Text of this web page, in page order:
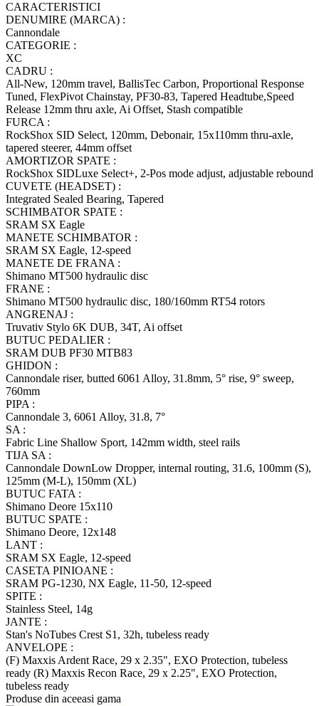
CARACTERISTICI
DENUMIRE (MARCA) :
Cannondale
CATEGORIE :
XC
CADRU :
All-New, 120mm travel, BallisTec Carbon, Proportional Response
Tuned, FlexPivot Chainstay, PF30-83, Tapered Headtube,Speed
Release 12mm thru axle, Ai Offset, Stash compatible
FURCA :
RockShox SID Select, 120mm, Debonair, 15x110mm thru-axle,
tapered steerer, 44mm offset
AMORTIZOR SPATE :
RockShox SIDLuxe Select+, 2-Pos mode adjust, adjustable rebound
CUVETE (HEADSET) :
Integrated Sealed Bearing, Tapered
SCHIMBATOR SPATE :
SRAM SX Eagle
MANETE SCHIMBATOR :
SRAM SX Eagle, 12-speed
MANETE DE FRANA :
Shimano MT500 hydraulic disc
FRANE :
Shimano MT500 hydraulic disc, 180/160mm RT54 rotors
ANGRENAJ :
Truvativ Stylo 6K DUB, 34T, Ai offset
BUTUC PEDALIER :
SRAM DUB PF30 MTB83
GHIDON :
Cannondale riser, butted 6061 Alloy, 31.8mm, 5° rise, 9° sweep,
760mm
PIPA :
Cannondale 3, 6061 Alloy, 31.8, 7°
SA :
Fabric Line Shallow Sport, 142mm width, steel rails
TIJA SA :
Cannondale DownLow Dropper, internal routing, 31.6, 100mm (S),
125mm (M-L), 150mm (XL)
BUTUC FATA :
Shimano Deore 15x110
BUTUC SPATE :
Shimano Deore, 12x148
LANT :
SRAM SX Eagle, 12-speed
CASETA PINIOANE :
SRAM PG-1230, NX Eagle, 11-50, 12-speed
SPITE :
Stainless Steel, 14g
JANTE :
Stan's NoTubes Crest S1, 32h, tubeless ready
ANVELOPE :
(F) Maxxis Ardent Race, 29 x 2.35", EXO Protection, tubeless
ready (R) Maxxis Recon Race, 29 x 2.25", EXO Protection,
tubeless ready
Produse din aceeasi gama